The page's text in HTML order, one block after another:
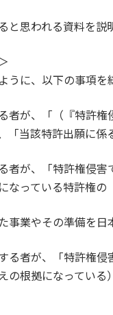
思われる資料を説
に、以下の事項を
者が、「（『特許
当該特許出願に
者が、「特許権侵
っている特許権の
業やその準備を日
者が、「特許権
の根拠になってい